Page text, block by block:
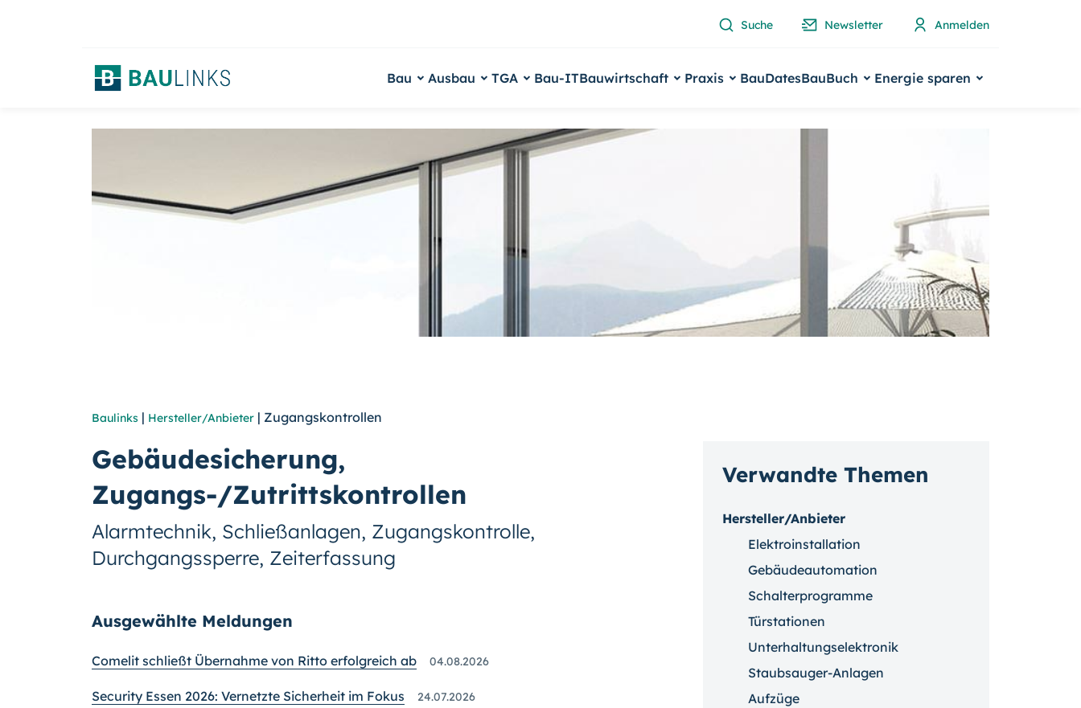
Suche Newsletter Anmelden
Bau Ausbau TGA Bau-ITBauwirtschaft Praxis BauDatesBauBuch Energie sparen
Baulinks | Hersteller/Anbieter | Zugangskontrollen
Gebäudesicherung,
Zugangs-/Zutrittskontrollen
Alarmtechnik, Schließanlagen, Zugangskontrolle,
Durchgangssperre, Zeiterfassung
Ausgewählte Meldungen
Comelit schließt Übernahme von Ritto erfolgreich ab 04.08.2026
Security Essen 2026: Vernetzte Sicherheit im Fokus 24.07.2026
Verwandte Themen
Hersteller/Anbieter
Elektroinstallation
Gebäudeautomation
Schalterprogramme
Türstationen
Unterhaltungselektronik
Staubsauger-Anlagen
Aufzüge